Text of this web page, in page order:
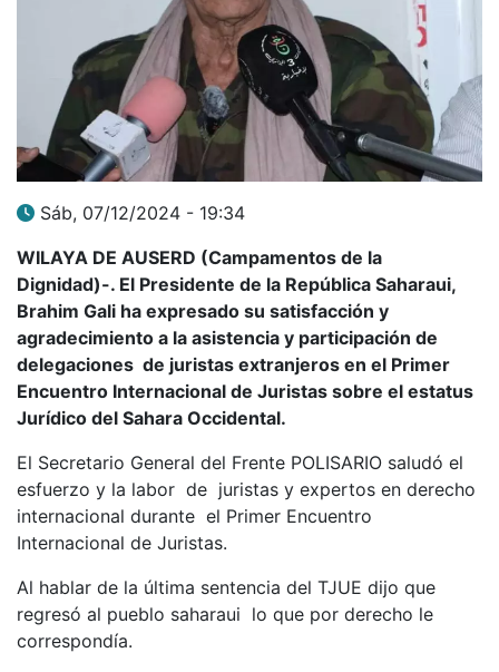
Sáb, 07/12/2024 - 19:34
WILAYA DE AUSERD (Campamentos de la
Dignidad)-. El Presidente de la República Saharaui,
Brahim Gali ha expresado su satisfacción y
agradecimiento a la asistencia y participación de
delegaciones de juristas extranjeros en el Primer
Encuentro Internacional de Juristas sobre el estatus
Jurídico del Sahara Occidental.
El Secretario General del Frente POLISARIO saludó el
esfuerzo y la labor de juristas y expertos en derecho
internacional durante el Primer Encuentro
Internacional de Juristas.
Al hablar de la última sentencia del TJUE dijo que
regresó al pueblo saharaui lo que por derecho le
correspondía.